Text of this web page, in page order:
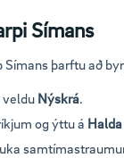
Símans
þarftu að
velduNýskrá.
og ýttu á